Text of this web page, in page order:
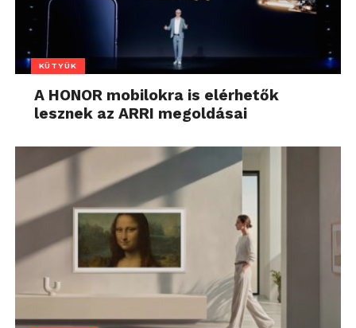
KÜTYÜK
A HONOR mobilokra is elérhetők
lesznek az ARRI megoldásai